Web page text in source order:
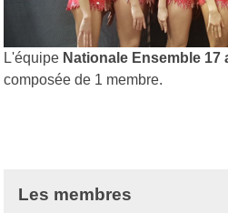
L'équipe Nationale Ensemble 17
composée de 1 membre.
Les membres